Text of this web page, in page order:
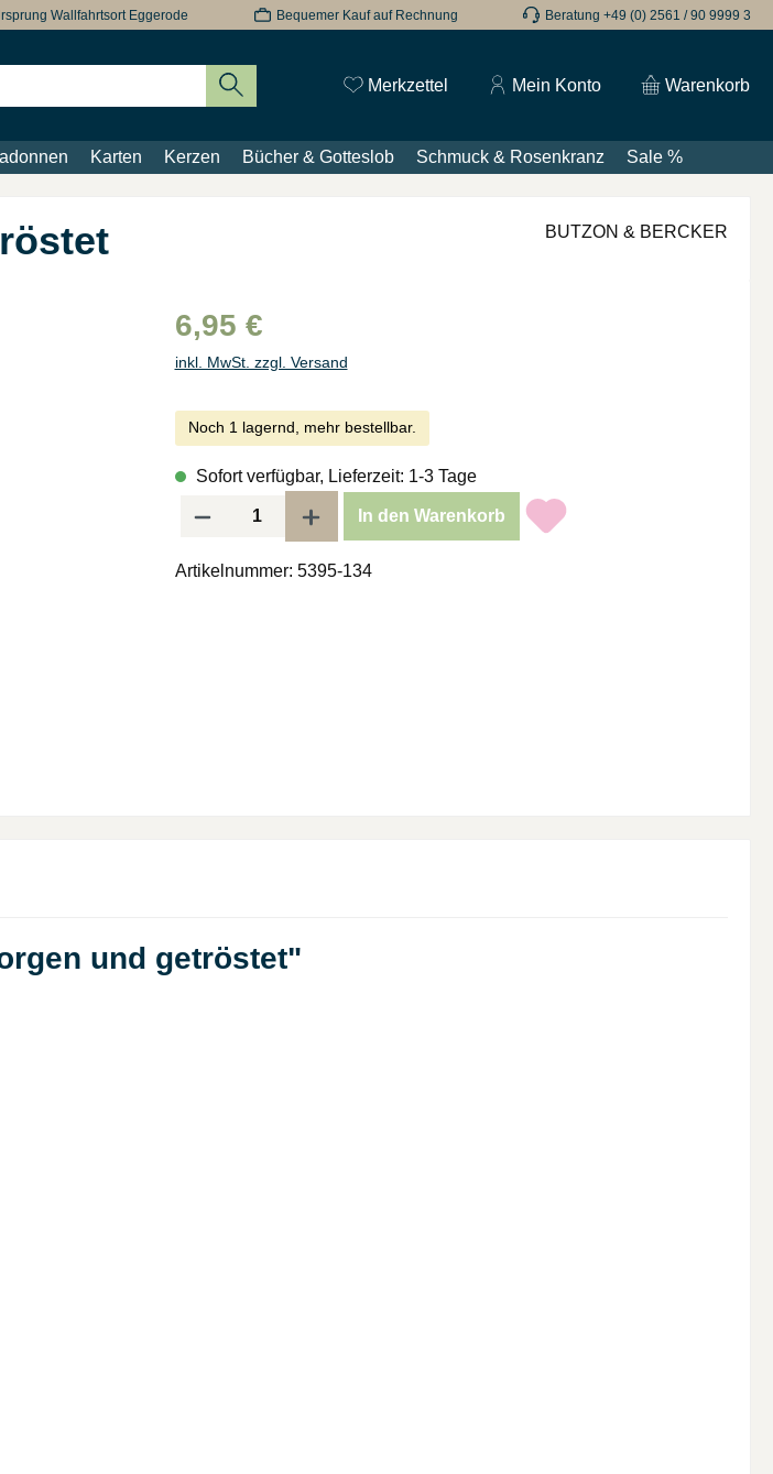
Wallfahrtsort Eggerode Bequemer Kauf auf Rechnung Beratung +49 (0) 2561 / 90 9999 3
Merkzettel Du hast 0 Produkte auf dem Merkzettel
Mein Konto Warenkorb
Karten Kerzen Bücher & Gotteslob Schmuck & Rosenkranz Sale %
BUTZON & BERCKER
6,95 €
inkl. MwSt. zzgl. Versand
Noch 1 lagernd, mehr bestellbar.
Sofort verfügbar, Lieferzeit: 1-3 Tage
Produkt Anzahl: Gib den gewünschten Wert ein oder benutze die Schaltflächen um
In den Warenkorb
Artikelnummer: 5395-134
und getröstet"